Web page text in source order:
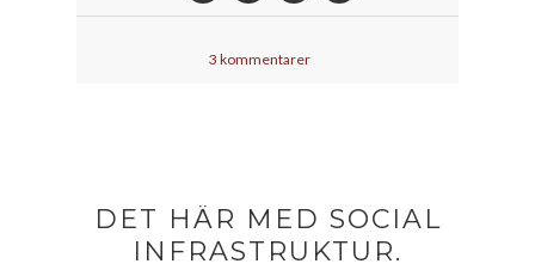
3 kommentarer
DET HÄR MED SOCIAL
INFRASTRUKTUR.